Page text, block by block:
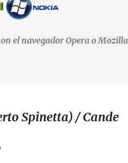
el navegador Opera o Mozilla
Spinetta) / Cande